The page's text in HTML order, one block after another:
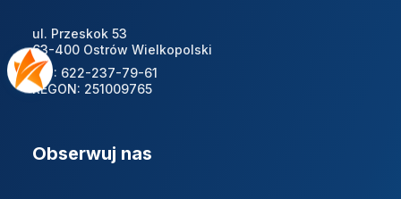
ul. Przeskok 53
63-400 Ostrów Wielkopolski
NIP: 622-237-79-61
REGON: 251009765
Obserwuj nas